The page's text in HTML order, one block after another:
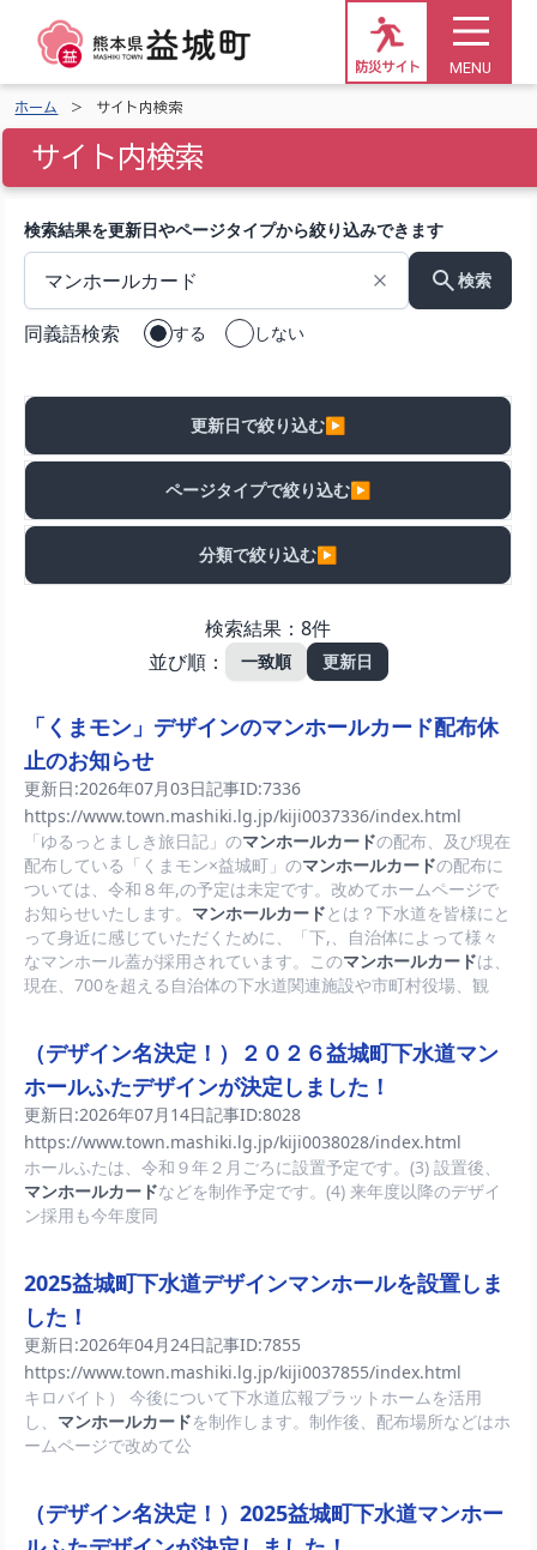
防災サイト MENU
ホーム サイト内検索
サイト内検索